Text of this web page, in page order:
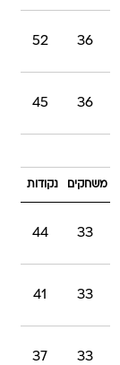
36
52
36
45
משחקים נקודות
33
44
33
41
33
37